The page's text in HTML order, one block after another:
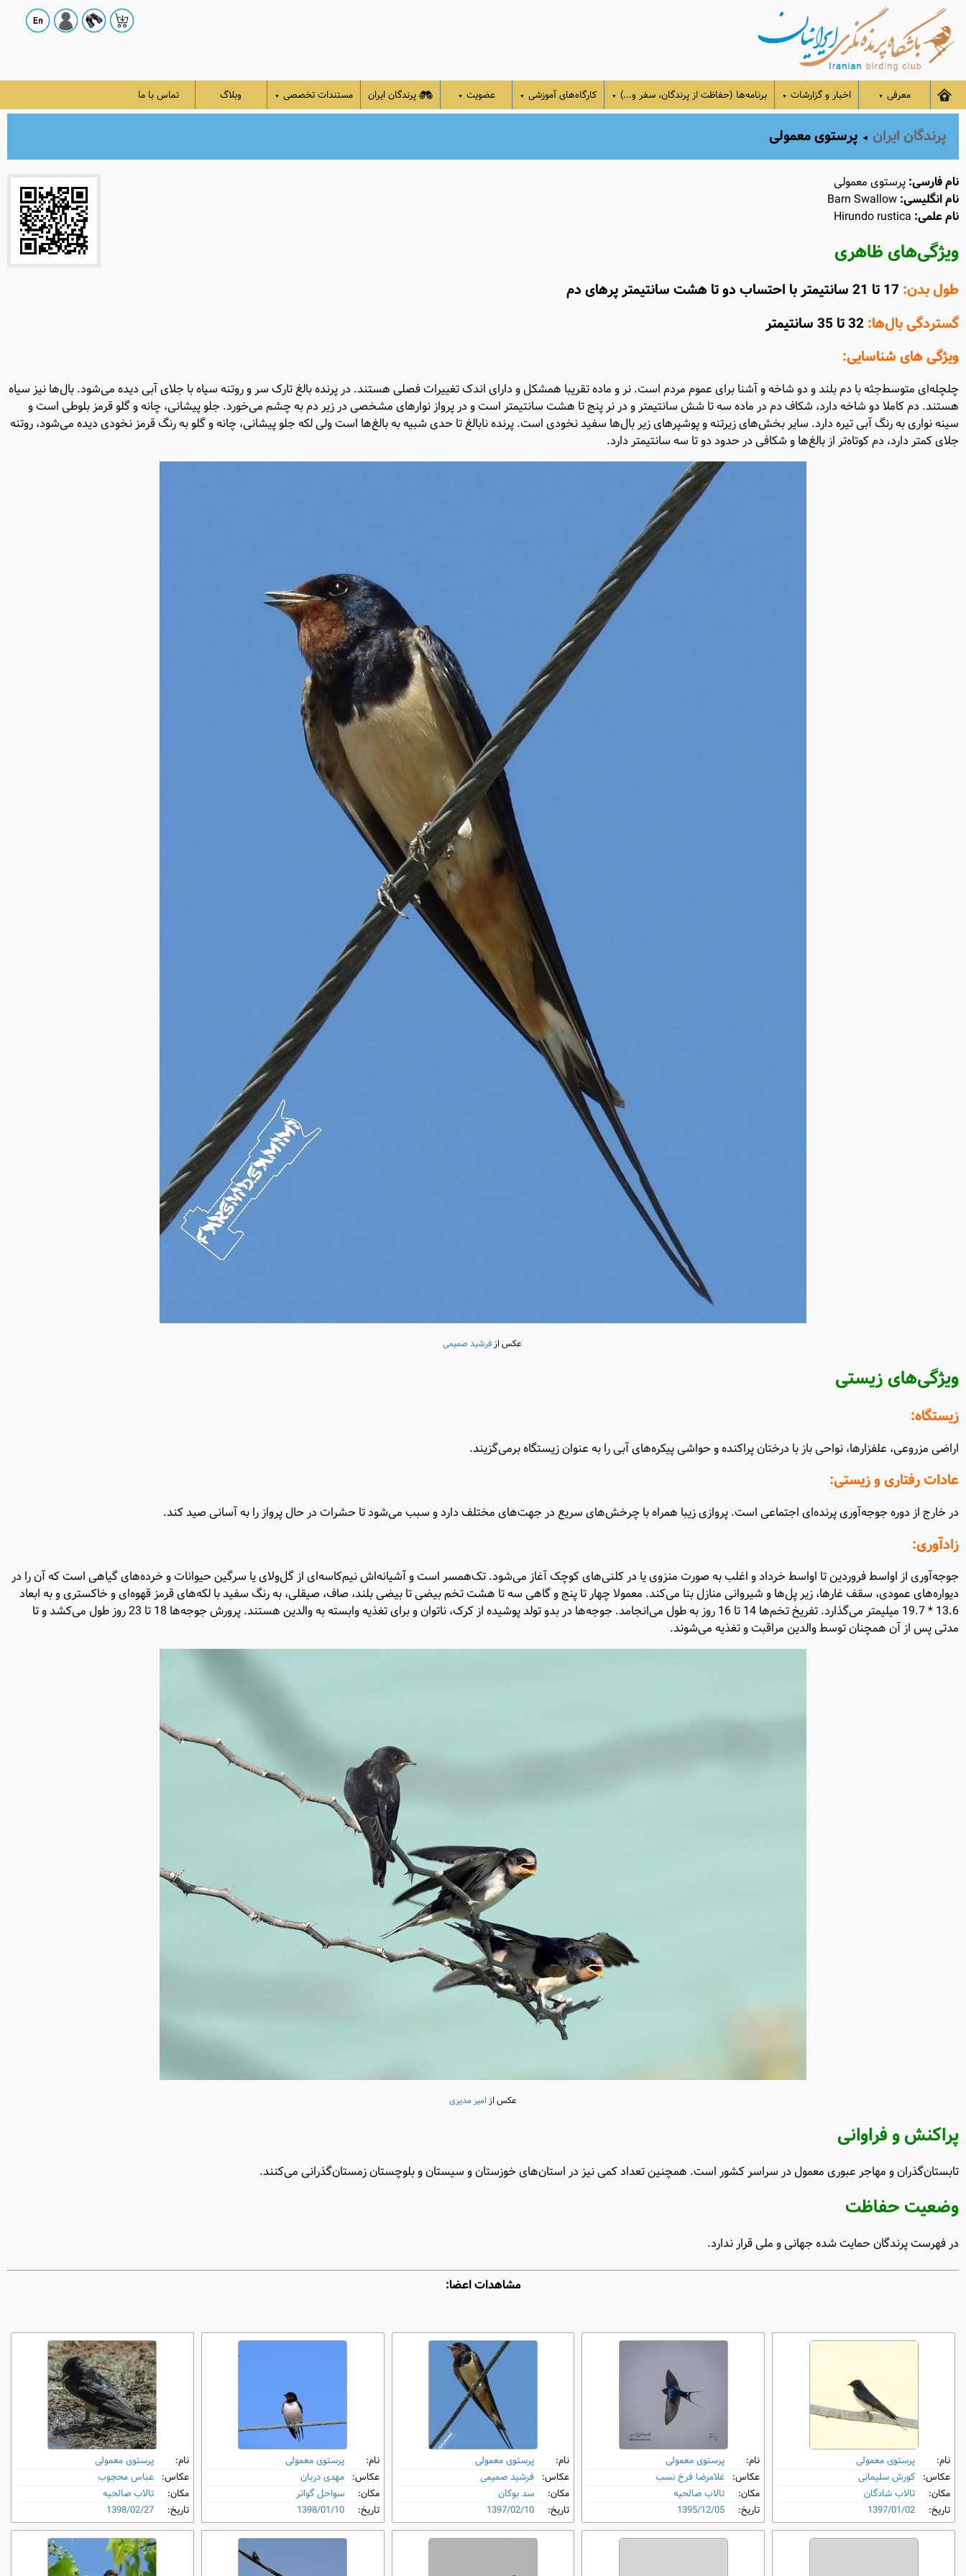
معرفی ▼ اخبار و گزارشات ▼ برنامه‌ها (حفاظت از پرندگان، سفر و...) ▼ کارگاه‌های آموزشی ▼ عضویت ▼ پرندگان ایران مستندات تخصصی ▼ وبلاگ تماس با ما
پرندگان ایران ◄ پرستوی معمولی
نام فارسی:پرستوی معمولی
نام انگلیسی:
نام علمی:
ویژگی‌های ظاهری
طول بدن:
گستردگی بال‌ها:
ویژگی های شناسایی:
چلچله‌ای متوسط‌جثه با دم بلند و دو شاخه و آشنا برای عموم مردم است. نر و ماده تقریبا همشکل و دارای اندک تغییرات فصلی هستند. در پرنده بالغ تارک سر و روتنه سیاه با جلای آبی دیده می‌شود. بال‌ها نیز سیاه
هستند. دم کاملا دو شاخه دارد، شکاف دم در ماده سه تا شش سانتیمتر و در نر پنج تا هشت سانتیمتر است و در پرواز نوارهای مشخصی در زیر دم به چشم می‌خورد. جلو پیشانی، چانه و گلو قرمز بلوطی است و
سینه نواری به رنگ آبی تیره دارد. سایر بخش‌های زیرتنه و پوشپرهای زیر بال‌ها سفید نخودی است. پرنده نابالغ تا حدی شبیه به بالغ‌ها است ولی لکه جلو پیشانی، چانه و گلو به رنگ قرمز نخودی دیده می‌شود، روتنه
جلای کمتر دارد، دم کوتاه‌تر از بالغ‌ها و شکافی در حدود دو تا سه سانتیمتر دارد.
عکس ازفرشید صمیمی
ویژگی‌های زیستی
زیستگاه:
اراضی مزروعی، علفزارها، نواحی باز با درختان پراکنده و حواشی پیکره‌های آبی را به عنوان زیستگاه برمی‌گزیند.
عادات رفتاری و زیستی:
در خارج از دوره جوجه‌آوری پرنده‌ای اجتماعی است. پروازی زیبا همراه با چرخش‌های سریع در جهت‌های مختلف دارد و سبب می‌شود تا حشرات در حال پرواز را به آسانی صید کند.
زادآوری:
جوجه‌آوری از اواسط فروردین تا اواسط خرداد و اغلب به صورت منزوی یا در کلنی‌های کوچک آغاز می‌شود. تک‌همسر است و آشیانه‌اش نیم‌کاسه‌ای از گل‌ولای یا سرگین حیوانات و خرده‌های گیاهی است که آن را در
دیواره‌های عمودی، سقف غارها، زیر پل‌ها و شیروانی منازل بنا می‌کند. معمولا چهار تا پنج و گاهی سه تا هشت تخم بیضی تا بیضی بلند، صاف، صیقلی، به رنگ سفید با لکه‌های قرمز قهوه‌ای و خاکستری و به ابعاد
13.6 * 19.7 میلیمتر می‌گذارد. تفریخ تخم‌ها 14 تا 16 روز به طول می‌انجامد. جوجه‌ها در بدو تولد پوشیده از کرک، ناتوان و برای تغذیه وابسته به والدین هستند. پرورش جوجه‌ها 18 تا 23 روز طول می‌کشد و تا
مدتی پس از آن همچنان توسط والدین مراقبت و تغذیه می‌شوند.
عکس از امیر مدیری
پراکنش و فراوانی
تابستان‌گذران و مهاجر عبوری معمول در سراسر کشور است. همچنین تعداد کمی نیز در استان‌های خوزستان و سیستان و بلوچستان زمستان‌گذرانی می‌کنند.
وضعیت حفاظت
در فهرست پرندگان حمایت شده جهانی و ملی قرار ندارد.
مشاهدات اعضا:
نام:
پرستوی معمولی
عکاس: کورش سلیمانی
مکان:
تالاب شادگان
تاریخ:
1397/01/02
نام:
پرستوی معمولی
عکاس: غلامرضا فرخ نسب
مکان:
تالاب صالحیه
تاریخ:
1395/12/05
نام:
پرستوی معمولی
عکاس: فرشید صمیمی
مکان:
سد بوکان
تاریخ:
1397/02/10
نام:
پرستوی معمولی
عکاس: مهدی دربان
مکان:
سواحل گواتر
تاریخ:
1398/01/10
نام:
پرستوی معمولی
عکاس: عباس محجوب
مکان:
تالاب صالحیه
تاریخ:
1398/02/27